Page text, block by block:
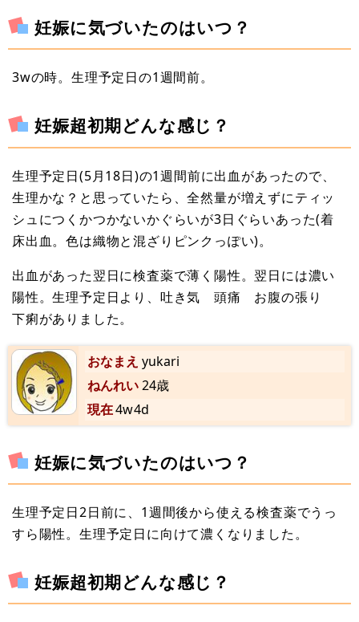
妊娠に気づいたのはいつ？
3wの時。生理予定日の1週間前。
妊娠超初期どんな感じ？
生理予定日(5月18日)の1週間前に出血があったので、
生理かな？と思っていたら、全然量が増えずにティッ
シュにつくかつかないかぐらいが3日ぐらいあった(着
床出血。色は織物と混ざりピンクっぽい)。
出血があった翌日に検査薬で薄く陽性。翌日には濃い
陽性。生理予定日より、吐き気 頭痛 お腹の張り
下痢がありました。
おなまえ yukari
ねんれい24歳
現在4w4d
妊娠に気づいたのはいつ？
生理予定日2日前に、1週間後から使える検査薬でうっ
すら陽性。生理予定日に向けて濃くなりました。
妊娠超初期どんな感じ？